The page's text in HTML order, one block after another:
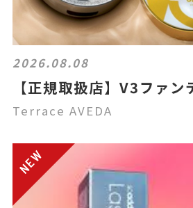
2026.08.08
【正規取扱店】V3ファン
Terrace AVEDA